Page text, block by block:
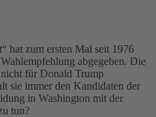
hat zum ersten Mal seit 1976
abgegeben. Die
für Donald Trump
sie immer den Kandidaten der
in Washington mit der
tun?